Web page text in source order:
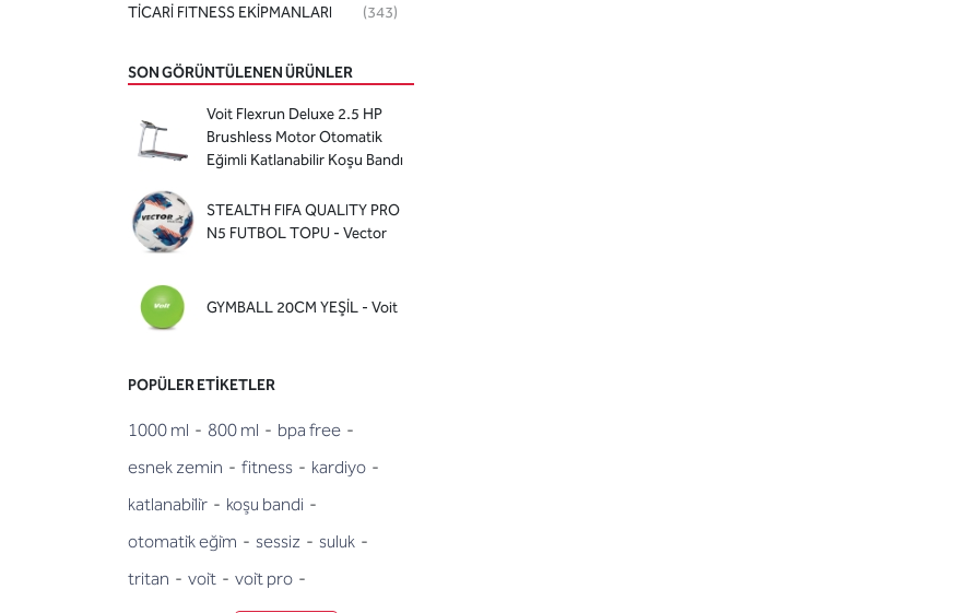
TİCARİ FITNESS EKİPMANLARI
(343)
SON GÖRÜNTÜLENEN ÜRÜNLER
Voit Flexrun Deluxe 2.5 HP
Brushless Motor Otomatik
Eğimli Katlanabilir Koşu Bandı
STEALTH FIFA QUALITY PRO
N5 FUTBOL TOPU - Vector
GYMBALL 20CM YEŞİL - Voit
POPÜLER ETIKETLER
1000 ml - 800 ml - bpa free -
esnek zemin - fitness - kardiyo -
katlanabi̇li̇r - koşu bandi -
otomati̇k eği̇m - sessiz - suluk -
tritan - voi̇t - voi̇t pro -